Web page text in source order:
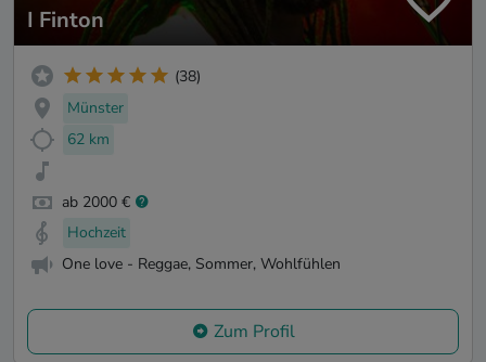
I Finton
(38)
Münster
62 km
ab 2000 €
Hochzeit
One love - Reggae, Sommer, Wohlfühlen
Zum Profil